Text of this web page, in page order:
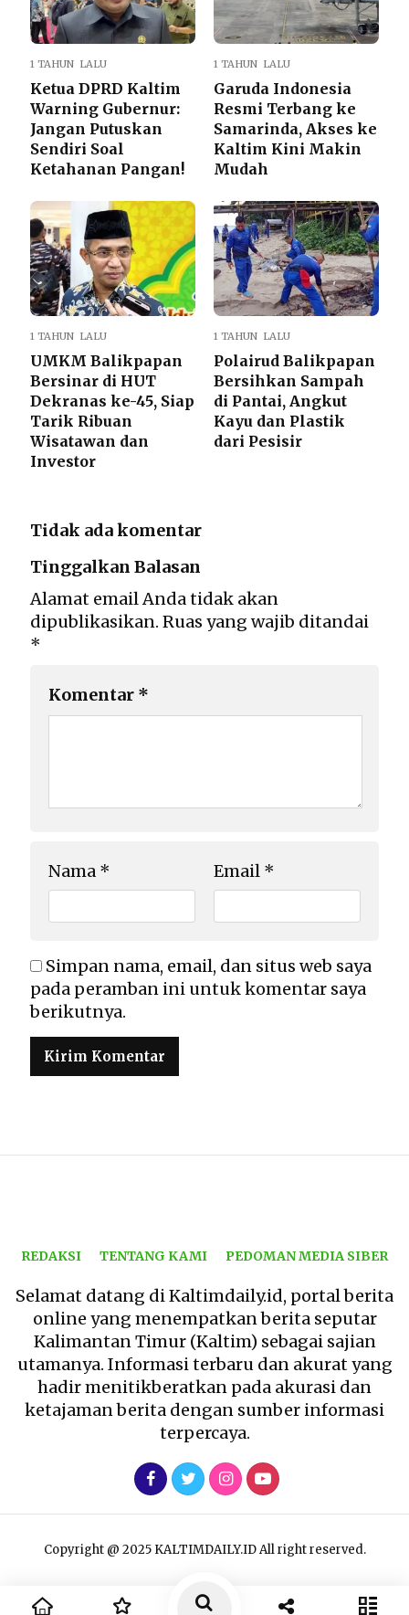
1 TAHUN LALU
Ketua DPRD Kaltim
Warning Gubernur:
Jangan Putuskan
Sendiri Soal
Ketahanan Pangan!
1 TAHUN LALU
Garuda Indonesia
Resmi Terbang ke
Samarinda, Akses ke
Kaltim Kini Makin
Mudah
1 TAHUN LALU
UMKM Balikpapan
Bersinar di HUT
Dekranas ke-45, Siap
Tarik Ribuan
Wisatawan dan
Investor
1 TAHUN LALU
Polairud Balikpapan
Bersihkan Sampah
di Pantai, Angkut
Kayu dan Plastik
dari Pesisir
Tidak ada komentar
Tinggalkan Balasan
Alamat email Anda tidak akan
dipublikasikan. Ruas yang wajib ditandai
*
Komentar *
Nama * Email *
Simpan nama, email, dan situs web saya
pada peramban ini untuk komentar saya
berikutnya.
REDAKSI TENTANG KAMI PEDOMAN MEDIA SIBER
Selamat datang di Kaltimdaily.id, portal berita
online yang menempatkan berita seputar
Kalimantan Timur (Kaltim) sebagai sajian
utamanya. Informasi terbaru dan akurat yang
hadir menitikberatkan pada akurasi dan
ketajaman berita dengan sumber informasi
terpercaya.
Copyright @ 2025 KALTIMDAILY.ID All right reserved.